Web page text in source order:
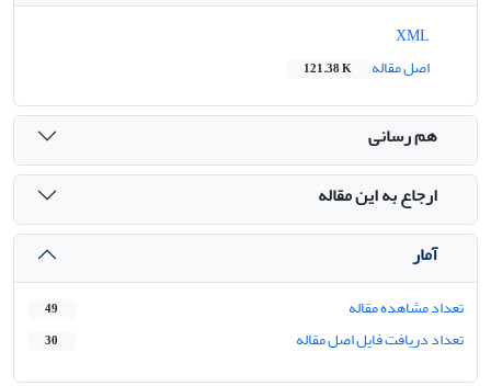
اصل مقاله
121.38 K
هم رسانی
ارجاع به این مقاله
آمار
تعداد مشاهده مقاله 49
تعداد دریافت فایل اصل مقاله 30